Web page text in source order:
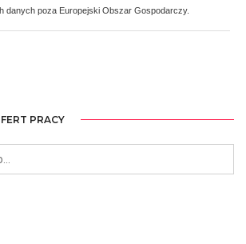
danych poza Europejski Obszar Gospodarczy.
PRACY